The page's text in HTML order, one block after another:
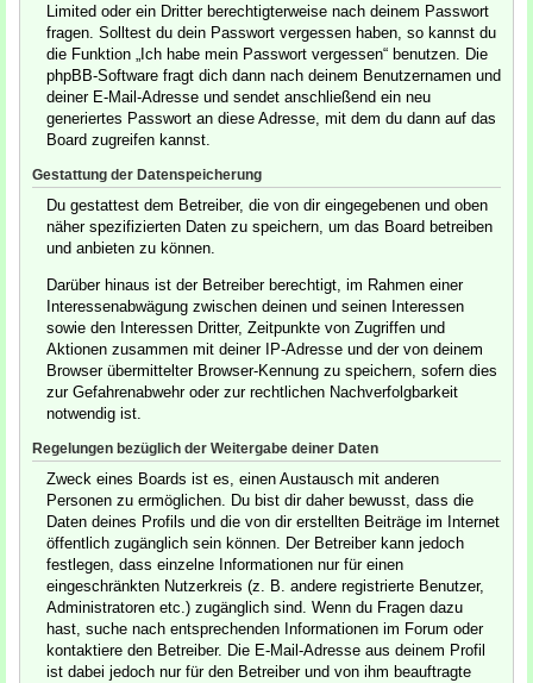
Limited oder ein Dritter berechtigterweise nach deinem Passwort
fragen. Solltest du dein Passwort vergessen haben, so kannst du
die Funktion „Ich habe mein Passwort vergessen“ benutzen. Die
phpBB-Software fragt dich dann nach deinem Benutzernamen und
deiner E-Mail-Adresse und sendet anschließend ein neu
generiertes Passwort an diese Adresse, mit dem du dann auf das
Board zugreifen kannst.
Gestattung der Datenspeicherung
Du gestattest dem Betreiber, die von dir eingegebenen und oben
näher spezifizierten Daten zu speichern, um das Board betreiben
und anbieten zu können.
Darüber hinaus ist der Betreiber berechtigt, im Rahmen einer
Interessenabwägung zwischen deinen und seinen Interessen
sowie den Interessen Dritter, Zeitpunkte von Zugriffen und
Aktionen zusammen mit deiner IP-Adresse und der von deinem
Browser übermittelter Browser-Kennung zu speichern, sofern dies
zur Gefahrenabwehr oder zur rechtlichen Nachverfolgbarkeit
notwendig ist.
Regelungen bezüglich der Weitergabe deiner Daten
Zweck eines Boards ist es, einen Austausch mit anderen
Personen zu ermöglichen. Du bist dir daher bewusst, dass die
Daten deines Profils und die von dir erstellten Beiträge im Internet
öffentlich zugänglich sein können. Der Betreiber kann jedoch
festlegen, dass einzelne Informationen nur für einen
eingeschränkten Nutzerkreis (z. B. andere registrierte Benutzer,
Administratoren etc.) zugänglich sind. Wenn du Fragen dazu
hast, suche nach entsprechenden Informationen im Forum oder
kontaktiere den Betreiber. Die E-Mail-Adresse aus deinem Profil
ist dabei jedoch nur für den Betreiber und von ihm beauftragte